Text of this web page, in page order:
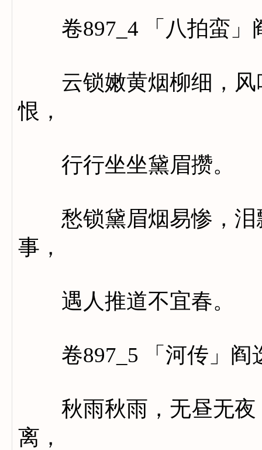
卷897_4 「八拍蛮」
云锁嫩黄烟柳细，风
恨，
行行坐坐黛眉攒。
愁锁黛眉烟易惨，泪
事，
遇人推道不宜春。
卷897_5 「河传」阎
秋雨秋雨，无昼无夜
离，